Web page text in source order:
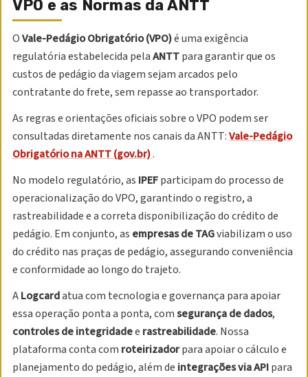
VPO e as Normas da ANTT
OVale-Pedágio Obrigatório (VPO)é uma exigência
regulatória estabelecida pelaANTTpara garantir que os
custos de pedágio da viagem sejam arcados pelo
contratante do frete, sem repasse ao transportador.
As regras e orientações oficiais sobre o VPO podem ser
consultadas diretamente nos canais da ANTT:Vale-Pedágio
Obrigatório na ANTT (gov.br).
No modelo regulatório, as IPEFparticipam do processo de
operacionalização do VPO, garantindo o registro, a
rastreabilidade e a correta disponibilização do crédito de
pedágio. Em conjunto, as empresas de TAGviabilizam o uso
do crédito nas praças de pedágio, assegurando conveniência
e conformidade ao longo do trajeto.
ALogcardatua com tecnologia e governança para apoiar
essa operação ponta a ponta, comsegurança de dados,
controles de integridadee rastreabilidade. Nossa
plataforma conta com roteirizadorpara apoiar o cálculo e
planejamento do pedágio, além de integrações via APIpara